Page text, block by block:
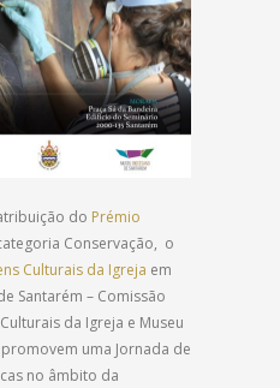
do Prémio
Conservação, o
Culturais da Igreja em
Santarém – Comissão
da Igreja e Museu
uma Jornada de
no âmbito da